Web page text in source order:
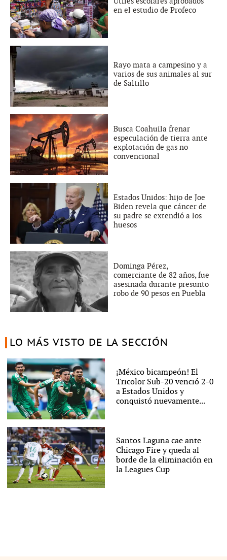
en el estudio de Profeco
Rayo mata a campesino y a
varios de sus animales al sur
de Saltillo
Busca Coahuila frenar
especulación de tierra ante
explotación de gas no
convencional
Estados Unidos: hijo de Joe
Biden revela que cáncer de
su padre se extendió a los
huesos
Dominga Pérez,
comerciante de 82 años, fue
asesinada durante presunto
robo de 90 pesos en Puebla
LO MÁS VISTO DE LA SECCIÓN
¡México bicampeón! El
Tricolor Sub-20 venció 2-0
a Estados Unidos y
conquistó nuevamente...
Santos Laguna cae ante
Chicago Fire y queda al
borde de la eliminación en
la Leagues Cup